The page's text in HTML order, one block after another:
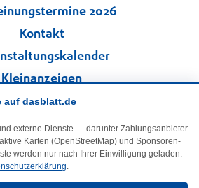
2026
Kontakt
Kleinanzeigen
Folgen Sie uns!
auf dasblatt.de
externe Dienste — darunter Zahlungsanbieter
Karten (OpenStreetMap) und Sponsoren-
werden nur nach Ihrer Einwilligung geladen.
.